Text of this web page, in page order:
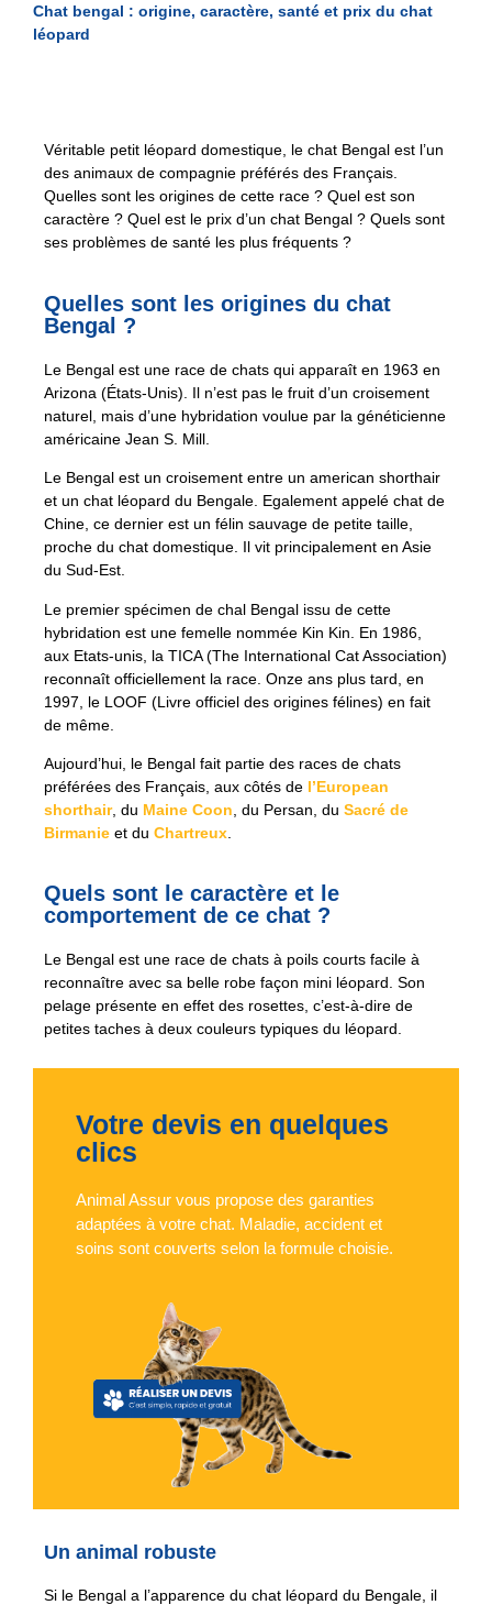
Chat bengal : origine, caractère, santé et prix du chat
léopard
Véritable petit léopard domestique, le chat Bengal est l’un
des animaux de compagnie préférés des Français.
Quelles sont les origines de cette race ? Quel est son
caractère ? Quel est le prix d’un chat Bengal ? Quels sont
ses problèmes de santé les plus fréquents ?
Quelles sont les origines du chat
Bengal ?
Le Bengal est une race de chats qui apparaît en 1963 en
Arizona (États-Unis). Il n’est pas le fruit d’un croisement
naturel, mais d’une hybridation voulue par la généticienne
américaine Jean S. Mill.
Le Bengal est un croisement entre un american shorthair
et un chat léopard du Bengale. Egalement appelé chat de
Chine, ce dernier est un félin sauvage de petite taille,
proche du chat domestique. Il vit principalement en Asie
du Sud-Est.
Le premier spécimen de chal Bengal issu de cette
hybridation est une femelle nommée Kin Kin. En 1986,
aux Etats-unis, la TICA (The International Cat Association)
reconnaît officiellement la race. Onze ans plus tard, en
1997, le LOOF (Livre officiel des origines félines) en fait
de même.
Aujourd’hui, le Bengal fait partie des races de chats
préférées des Français, aux côtés de l’European
shorthair, du Maine Coon , du Persan, du Sacré de
Birmanie et du Chartreux
Quels sont le caractère et le
comportement de ce chat ?
Le Bengal est une race de chats à poils courts facile à
reconnaître avec sa belle robe façon mini léopard. Son
pelage présente en effet des rosettes, c’est-à-dire de
petites taches à deux couleurs typiques du léopard.
Votre devis en quelques
clics
Animal Assur vous propose des garanties
adaptées à votre chat. Maladie, accident et
soins sont couverts selon la formule choisie.
Un animal robuste
Si le Bengal a l’apparence du chat léopard du Bengale, il